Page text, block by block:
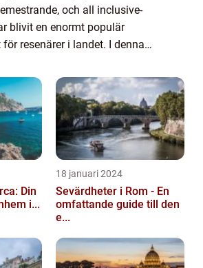
och all inclusive-
blivit en enormt populär
resenärer i landet. I denna
All Inclusive, beskriv...
Din
i...
18 januari 2024
Sevärdheter i Rom - En
omfattande guide till den
e...